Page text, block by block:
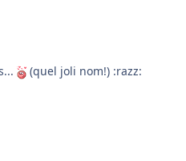
(quel joli nom!) :razz: